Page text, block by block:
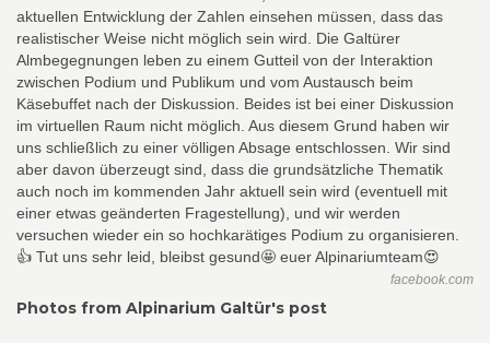
facebook.com
Photos from Alpinarium Galtür's post